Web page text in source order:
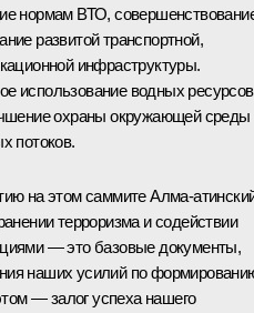
нормам ВТО,
развитой транспортной,
инфраструктуры.
использование водных ресурсов
охраны окружающей среды
потоков.
на этом саммите Алма-
терроризма и содействии
— это базовые документы,
наших усилий по
— залог успеха нашего